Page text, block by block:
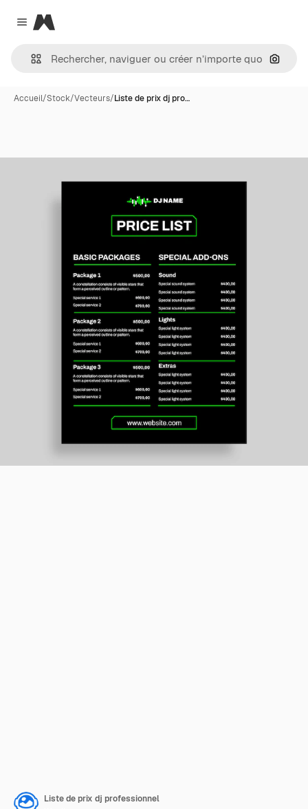
Close menu
Magnific
Accueil/Stock/Vecteurs/Liste de prix dj pro…
Liste de prix dj professionnel